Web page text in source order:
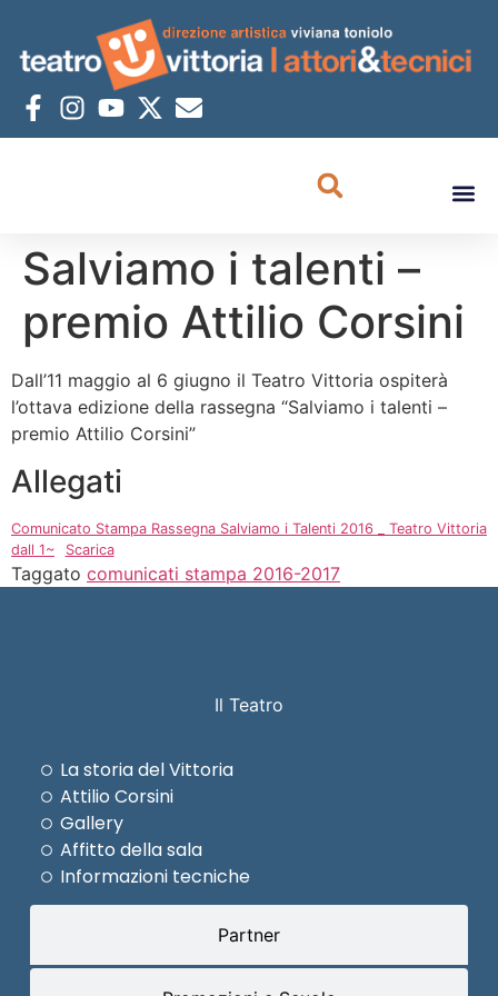
Salviamo i talenti –
premio Attilio Corsini
Dall’11 maggio al 6 giugno il Teatro Vittoria ospiterà
l’ottava edizione della rassegna “Salviamo i talenti –
premio Attilio Corsini”
Allegati
Comunicato Stampa Rassegna Salviamo i Talenti 2016 _ Teatro Vittoria
dall 1~
Scarica
Taggato comunicati stampa 2016-2017
Il Teatro
Partner
La storia del Vittoria
Attilio Corsini
Gallery
Affitto della sala
Informazioni tecniche